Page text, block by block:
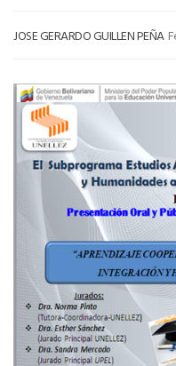
JOSE GERARDO GUILLEN PEÑA